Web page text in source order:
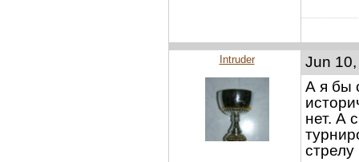
Jun
А я бы
нет. А
Intruder